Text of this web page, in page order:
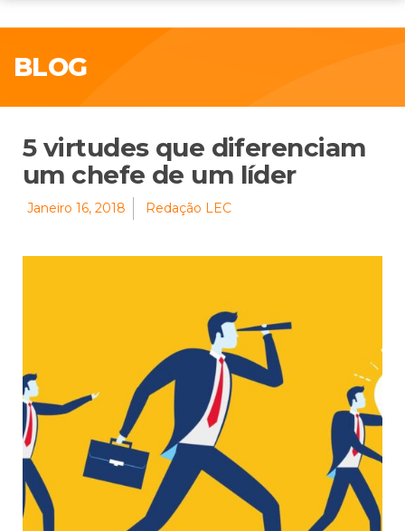
BLOG
5 virtudes que diferenciam
um chefe de um líder
Janeiro 16, 2018 Redação LEC